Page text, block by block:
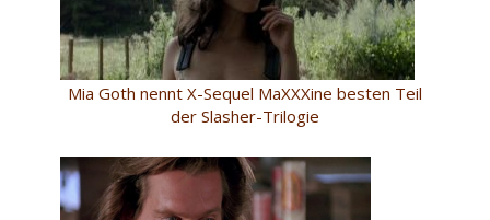
Mia Goth nennt X-Sequel MaXXXine besten Teil
der Slasher-Trilogie